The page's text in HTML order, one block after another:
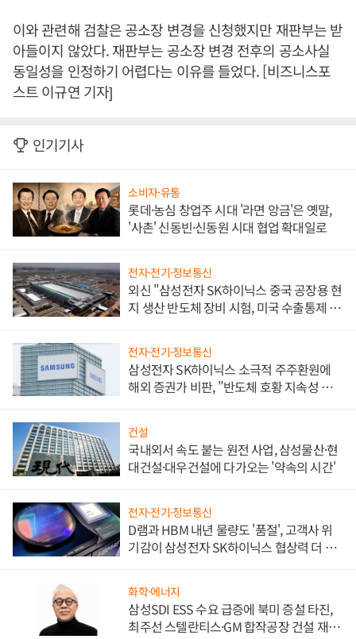
이와 관련해 검찰은 공소장 변경을 신청했지만 재판부는 받
아들이지 않았다. 재판부는 공소장 변경 전후의 공소사실
동일성을 인정하기 어렵다는 이유를 들었다. [비즈니스포
스트 이규연 기자]
인기기사
소비자·유통
롯데·농심 창업주 시대 '라면 앙금'은 옛말,
'사촌' 신동빈·신동원 시대 협업 확대일로
전자·전기·정보통신
외신 "삼성전자 SK하이닉스 중국 공장용 현
지 생산 반도체 장비 시험, 미국 수출통제 대
전자·전기·정보통신
삼성전자 SK하이닉스 소극적 주주환원에
해외 증권가 비판, "반도체 호황 지속성 의
건설
국내외서 속도 붙는 원전 사업, 삼성물산·현
대건설·대우건설에 다가오는 '약속의 시간'
전자·전기·정보통신
D램과 HBM 내년 물량도 '품절', 고객사 위
기감이 삼성전자 SK하이닉스 협상력 더 키
화학·에너지
삼성SDI ESS 수요 급증에 북미 증설 타진,
최주선 스텔란티스·GM 합작공장 건설 재추